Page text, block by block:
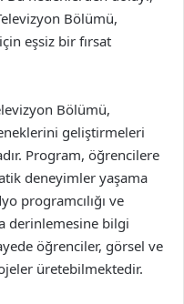
Bölümü,
eşsiz bir fırsat
Bölümü,
geliştirmeleri
Program, öğrencilere
deneyimler yaşama
programcılığı ve
derinlemesine bilgi
öğrenciler, görsel ve
üretebilmektedir.